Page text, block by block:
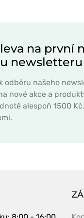
na první
newsletteru
odběru našeho
nové akce a
alespoň 1500